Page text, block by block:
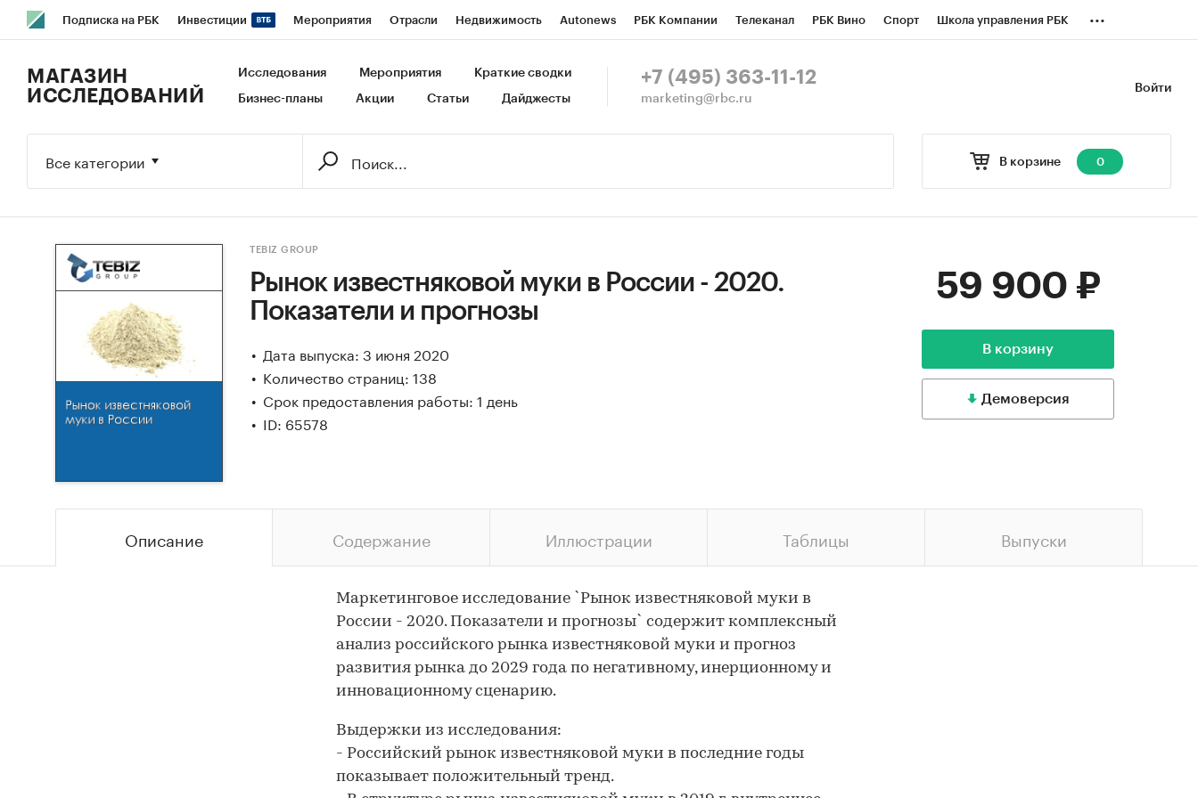
Подписка на РБК Инвестиции Мероприятия Отрасли Недвижимость Autonews РБК Компании Телеканал РБК Вино Спорт Школа управления РБК
Исследования Кредитные рейтинги Франшизы Газета Спецпроекты СПб Конференции СПб Спецпроекты
...
Войти
МАГАЗИН
ИССЛЕДОВАНИЙ
Исследования Мероприятия Краткие сводки
Бизнес-планы Акции Статьи Дайджесты
+7 (495) 363-11-12
marketing@rbc.ru
В корзине 0
Все категории
TEBIZ GROUP
Рынок известняковой муки в России - 2020.
Показатели и прогнозы
Дата выпуска: 3 июня 2020
Количество страниц: 138
Срок предоставления работы: 1 день
ID: 65578
59 900 ₽
В корзину
Демоверсия
Описание Содержание Иллюстрации Таблицы Выпуски
Маркетинговое исследование `Рынок известняковой муки в
России - 2020. Показатели и прогнозы` содержит комплексный
анализ российского рынка известняковой муки и прогноз
развития рынка до 2029 года по негативному, инерционному и
инновационному сценарию.
Выдержки из исследования:
- Российский рынок известняковой муки в последние годы
показывает положительный тренд.